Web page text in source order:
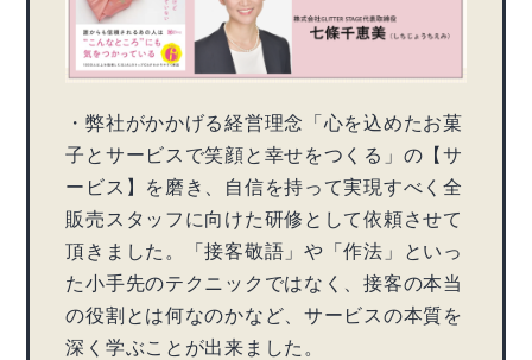
・弊社がかかげる経営理念「心を込めたお菓
子とサービスで笑顔と幸せをつくる」の【サ
ービス】を磨き、自信を持って実現すべく全
販売スタッフに向けた研修として依頼させて
頂きました。「接客敬語」や「作法」といっ
た小手先のテクニックではなく、接客の本当
の役割とは何なのかなど、サービスの本質を
深く学ぶことが出来ました。